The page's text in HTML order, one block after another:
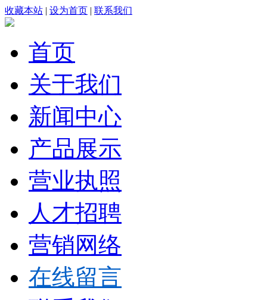
收藏本站 | 设为首页 | 联系我们
首页
关于我们
新闻中心
产品展示
营业执照
人才招聘
营销网络
在线留言